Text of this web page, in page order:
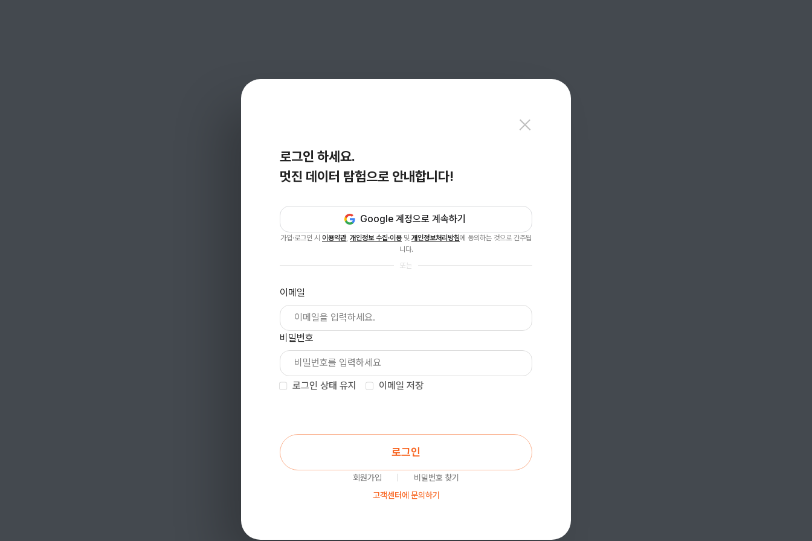
로그인 하세요.
멋진 데이터 탐험으로 안내합니다!
Google 계정으로 계속하기
가입·로그인 시 이용약관, 개인정보 수집·이용및 개인정보처리방침에 동의하는 것으로 간주됩
니다.
또는
이메일
비밀번호
로그인 상태 유지 이메일 저장
로그인
회원가입
비밀번호 찾기
고객센터에 문의하기